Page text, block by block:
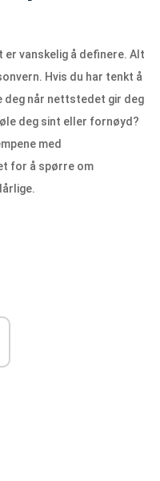
vanskelig å definere. Alt
Hvis du har tenkt å
deg når nettstedet gir deg
deg sint eller fornøyd?
med
for å spørre om